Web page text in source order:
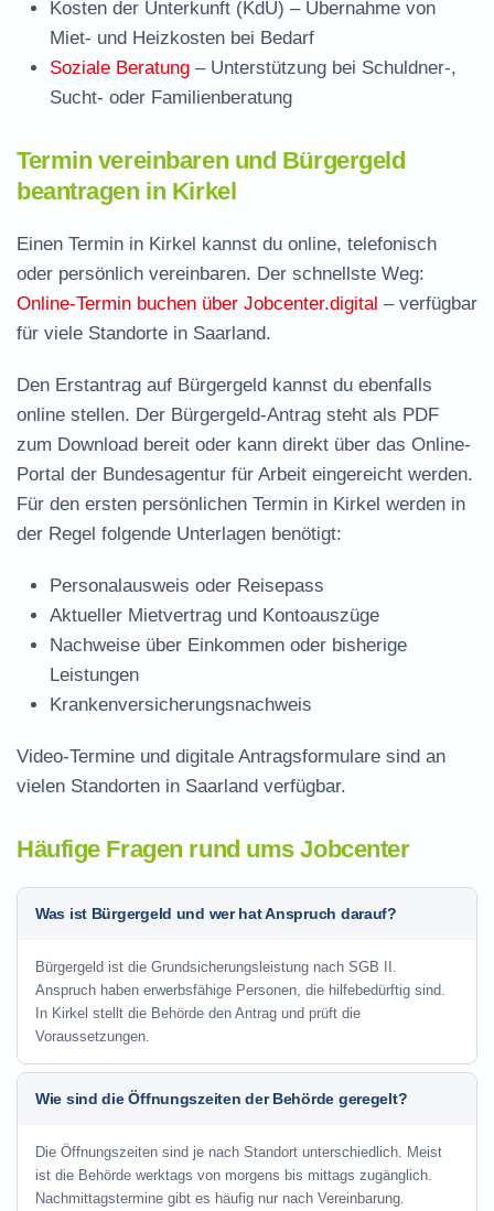
Kosten der Unterkunft (KdU) – Übernahme von
Miet- und Heizkosten bei Bedarf
Soziale Beratung – Unterstützung bei Schuldner-,
Sucht- oder Familienberatung
Termin vereinbaren und Bürgergeld
beantragen in Kirkel
Einen Termin in Kirkel kannst du online, telefonisch
oder persönlich vereinbaren. Der schnellste Weg:
Online-Termin buchen über Jobcenter.digital – verfügbar
für viele Standorte in Saarland.
Den Erstantrag auf Bürgergeld kannst du ebenfalls
online stellen. Der Bürgergeld-Antrag steht als PDF
zum Download bereit oder kann direkt über das Online-
Portal der Bundesagentur für Arbeit eingereicht werden.
Für den ersten persönlichen Termin in Kirkel werden in
der Regel folgende Unterlagen benötigt:
Personalausweis oder Reisepass
Aktueller Mietvertrag und Kontoauszüge
Nachweise über Einkommen oder bisherige
Leistungen
Krankenversicherungsnachweis
Video-Termine und digitale Antragsformulare sind an
vielen Standorten in Saarland verfügbar.
Häufige Fragen rund ums Jobcenter
Was ist Bürgergeld und wer hat Anspruch darauf?
Bürgergeld ist die Grundsicherungsleistung nach SGB II.
Anspruch haben erwerbsfähige Personen, die hilfebedürftig sind.
In Kirkel stellt die Behörde den Antrag und prüft die
Voraussetzungen.
Wie sind die Öffnungszeiten der Behörde geregelt?
Die Öffnungszeiten sind je nach Standort unterschiedlich. Meist
ist die Behörde werktags von morgens bis mittags zugänglich.
Nachmittagstermine gibt es häufig nur nach Vereinbarung.